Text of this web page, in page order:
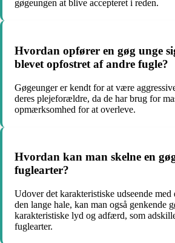
gøgeungen at blive accepteret i reden.
Hvordan opfører en gøg unge
blevet opfostret af andre fugle?
Gøgeunger er kendt for at være
deres plejeforældre, da de har brug for
opmærksomhed for at overleve.
Hvordan kan man skelne en
fuglearter?
Udover det karakteristiske udseende
den lange hale, kan man også genkende
karakteristiske lyd og adfærd, som
fuglearter.